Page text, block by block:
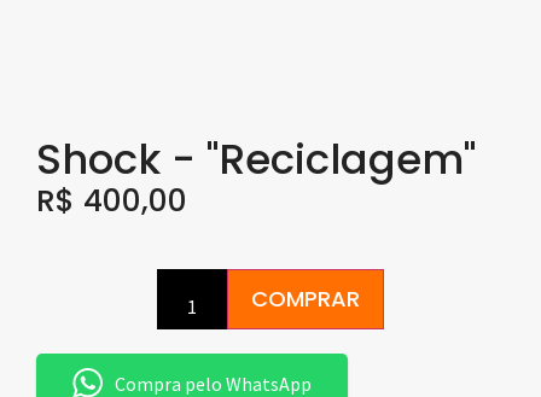
Shock - "Reciclagem"
R$ 400,00
COMPRAR
Compra pelo WhatsApp